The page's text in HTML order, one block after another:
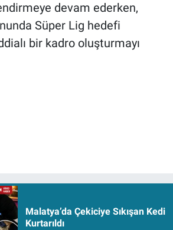
devam ederken,
Süper Lig hedefi
bir kadro oluşturmayı
Malatya’da Çekiciye Sıkışan Kedi
Kurtarıldı